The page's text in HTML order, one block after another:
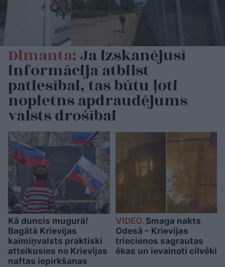
Dimanta:Ja izskanējusī
informācija atbilst
patiesībai, tas būtu ļoti
nopietns apdraudējums
valsts drošībai
Kā duncis mugurā!
Bagātā Krievijas
kaimiņvalsts praktiski
atteikusies no Krievijas
naftas iepirkšanas
VIDEO.Smaga nakts
Odesā – Krievijas
triecienos sagrautas
ēkas un ievainoti cilvēki